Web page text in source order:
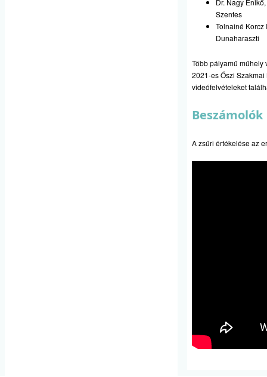
Dr. Nagy
Szentes
Tolnainé Korcz
Dunaharaszti
Több pályamű műhely
2021-es Őszi
videófelvételeket
Beszámolók
A zsűri értékelése az